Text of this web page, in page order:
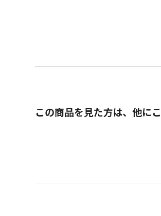
この商品を見た方は、他に